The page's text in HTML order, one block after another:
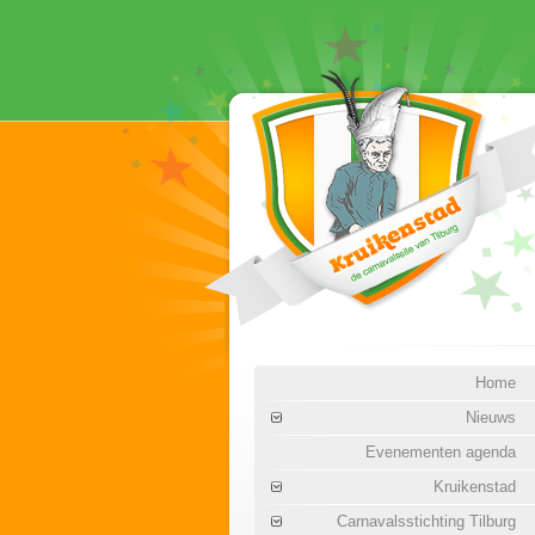
Home
Nieuws
Evenementen agenda
Kruikenstad
Carnavalsstichting Tilburg